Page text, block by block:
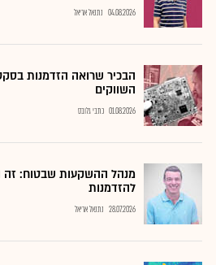
04.08.2026 נתנאל אריאל
הבכיר שרואה הזדמנות
השווקים
01.08.2026 כתבי גלובס
מנהל ההשקעות שבטוח:
להזדמנות
28.07.2026 נתנאל אריאל